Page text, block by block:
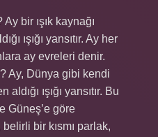
bir ışık kaynağı
ışığı yansıtır. Ay her
ay evreleri denir.
Ay, Dünya gibi kendi
aldığı ışığı yansıtır. Bu
Güneş’e göre
bir kısmı parlak,